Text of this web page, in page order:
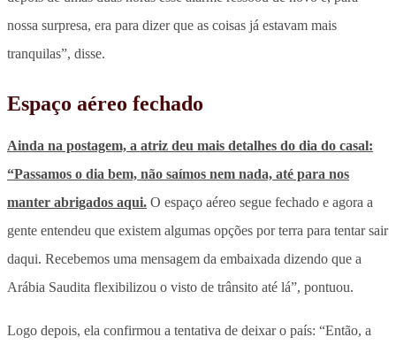
nossa surpresa, era para dizer que as coisas já estavam mais
tranquilas”, disse.
Espaço aéreo fechado
Ainda na postagem, a atriz deu mais detalhes do dia do casal:
“Passamos o dia bem, não saímos nem nada, até para nos
manter abrigados aqui. O espaço aéreo segue fechado e agora a
gente entendeu que existem algumas opções por terra para tentar sair
daqui. Recebemos uma mensagem da embaixada dizendo que a
Arábia Saudita flexibilizou o visto de trânsito até lá”, pontuou.
Logo depois, ela confirmou a tentativa de deixar o país: “Então, a